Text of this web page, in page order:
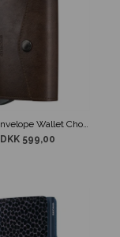
Secrid Envelope Wallet Chocolate
DKK 599,00